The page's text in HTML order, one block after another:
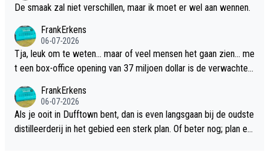
De smaak zal niet verschillen, maar ik moet er wel aan wennen.
FrankErkens
06-07-2026
Tja, leuk om te weten... maar of veel mensen het gaan zien... me
t een box-office opening van 37 miljoen dollar is de verwachte
FrankErkens
06-07-2026
Als je ooit in Dufftown bent, dan is even langsgaan bij de oudste
distilleerderij in het gebied een sterk plan. Of beter nog; plan ee